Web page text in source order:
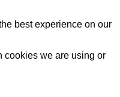
best experience on our
cookies we are using or